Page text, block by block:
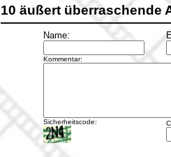
10 äußert überraschende
Name:
Kommentar:
Sicherheitscode: